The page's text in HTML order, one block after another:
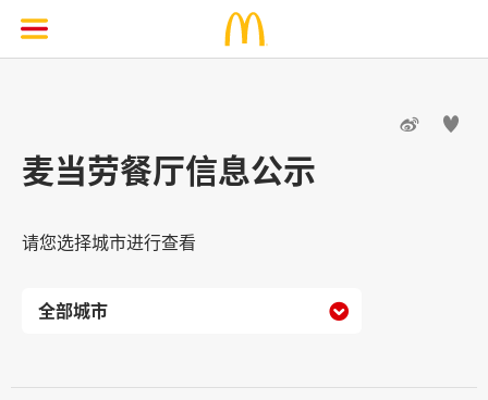
 
麦当劳餐厅信息公示
请您选择城市进行查看
